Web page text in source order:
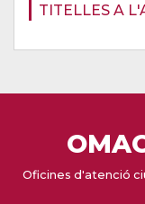
TITELLES A
Oficines d'atenció